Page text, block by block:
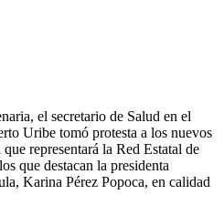
el secretario de Salud en el
Uribe tomó protesta a los nuevos
representará la Red Estatal de
que destacan la presidenta
Karina Pérez Popoca, en calidad